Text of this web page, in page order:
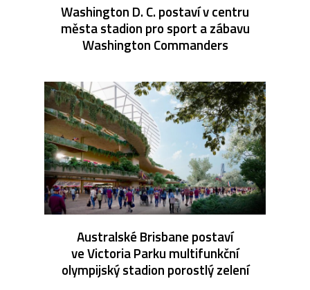
Washington D. C. postaví v centru
města stadion pro sport a zábavu
Washington Commanders
Australské Brisbane postaví
ve Victoria Parku multifunkční
olympijský stadion porostlý zelení